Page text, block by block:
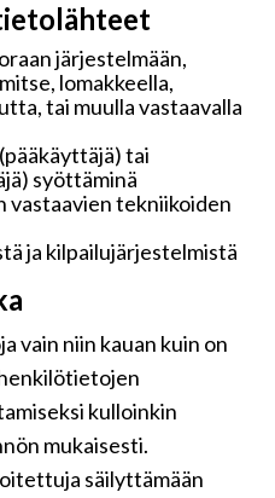
järjestelmään,
lomakkeella,
tai muulla vastaavalla
tai
syöttäminä
vastaavien tekniikoiden
ja kilpailujärjestelmistä
vain niin kauan kuin on
kulloinkin
mukaisesti.
säilyttämään